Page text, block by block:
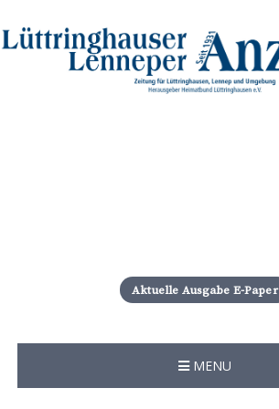
i
p
c
Aktuelle Ausgabe E-Paper
MENU